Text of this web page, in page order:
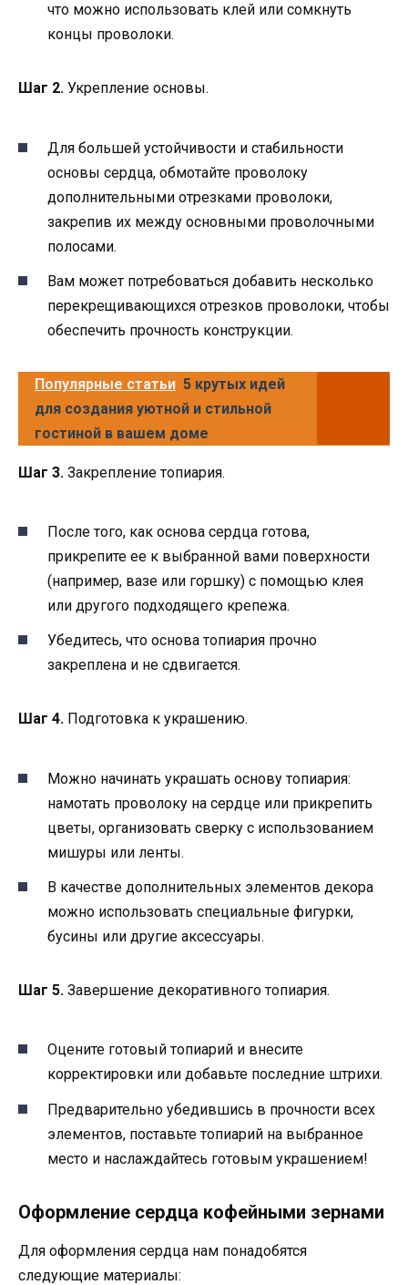
что можно использовать клей или сомкнуть
концы проволоки.
Шаг 2. Укрепление основы.
Для большей устойчивости и стабильности
основы сердца, обмотайте проволоку
дополнительными отрезками проволоки,
закрепив их между основными проволочными
полосами.
Вам может потребоваться добавить несколько
перекрещивающихся отрезков проволоки, чтобы
обеспечить прочность конструкции.
Популярные статьи 5 крутых идей
для создания уютной и стильной
гостиной в вашем доме
Шаг 3. Закрепление топиария.
После того, как основа сердца готова,
прикрепите ее к выбранной вами поверхности
(например, вазе или горшку) с помощью клея
или другого подходящего крепежа.
Убедитесь, что основа топиария прочно
закреплена и не сдвигается.
Шаг 4. Подготовка к украшению.
Можно начинать украшать основу топиария:
намотать проволоку на сердце или прикрепить
цветы, организовать сверку с использованием
мишуры или ленты.
В качестве дополнительных элементов декора
можно использовать специальные фигурки,
бусины или другие аксессуары.
Шаг 5. Завершение декоративного топиария.
Оцените готовый топиарий и внесите
корректировки или добавьте последние штрихи.
Предварительно убедившись в прочности всех
элементов, поставьте топиарий на выбранное
место и наслаждайтесь готовым украшением!
Оформление сердца кофейными зернами
Для оформления сердца нам понадобятся
следующие материалы: